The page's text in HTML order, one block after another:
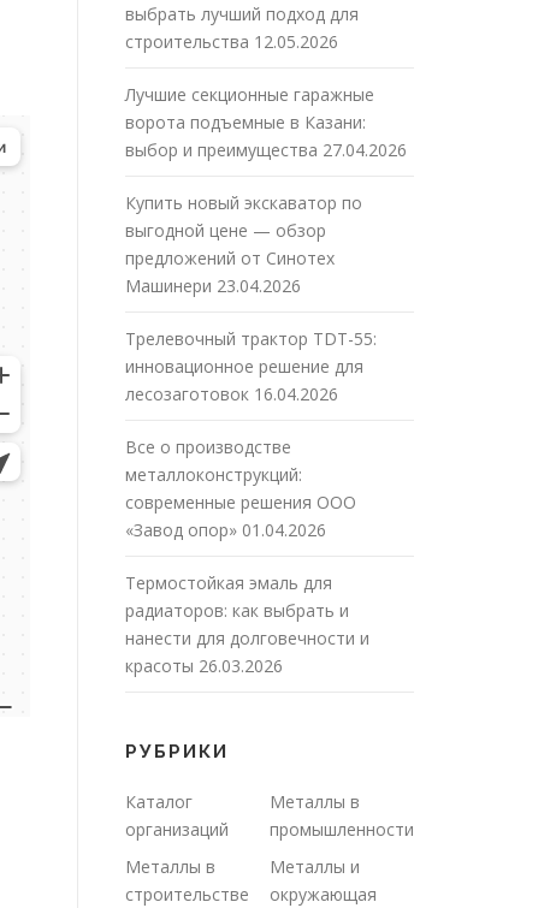
выбрать лучший подход для
строительства 12.05.2026
Лучшие секционные гаражные
ворота подъемные в Казани:
выбор и преимущества 27.04.2026
Купить новый экскаватор по
выгодной цене — обзор
предложений от Синотех
Машинери 23.04.2026
Трелевочный трактор TDT-55:
инновационное решение для
лесозаготовок 16.04.2026
Все о производстве
металлоконструкций:
современные решения ООО
«Завод опор» 01.04.2026
Термостойкая эмаль для
радиаторов: как выбрать и
нанести для долговечности и
красоты 26.03.2026
РУБРИКИ
Каталог
организаций
Металлы в
промышленности
Металлы в
строительстве
Металлы и
окружающая